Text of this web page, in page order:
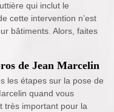
qui inclut le
cette intervention n’est
bâtiments. Alors, faites
de Jean Marcelin
les étapes sur la pose de
quand vous
très important pour la